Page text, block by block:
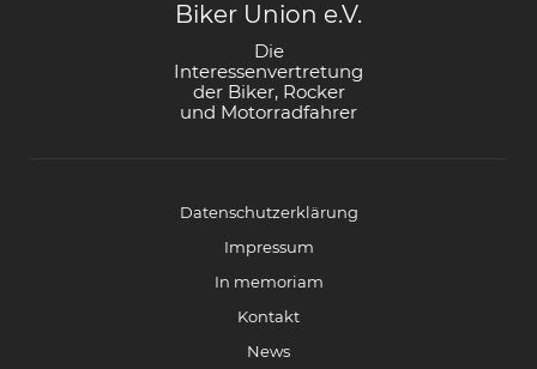
Biker Union e.V.
Die
Interessenvertretung
der Biker, Rocker
und Motorradfahrer
Datenschutzerklärung
Impressum
In memoriam
Kontakt
News